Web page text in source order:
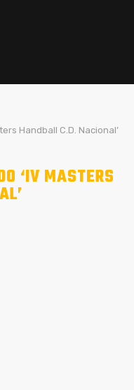
Handball C.D. Nacional’
‘IV MASTERS